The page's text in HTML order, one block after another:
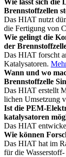
Wie lässt sich die
Brennstoffzellen
Das HIAT nutzt
die Fertigung von
Wie gelingt die
der
Das HIAT forscht
Katalysatoren.
Wann und wo
Brennstoffzelle
Das HIAT erstellt
lichen Umsetzung
Ist die PEM-
katalysatoren
Das HIAT
Wie können
Das HIAT hat im
für die